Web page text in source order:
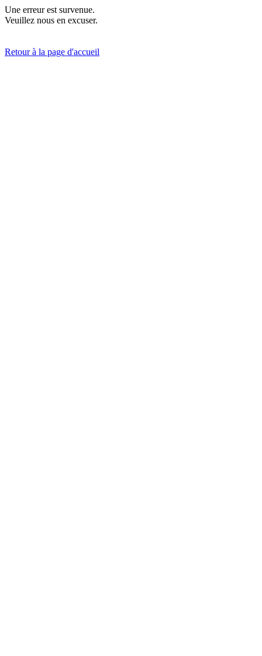
Une erreur est survenue.
Veuillez nous en excuser.
Retour à la page d'accueil